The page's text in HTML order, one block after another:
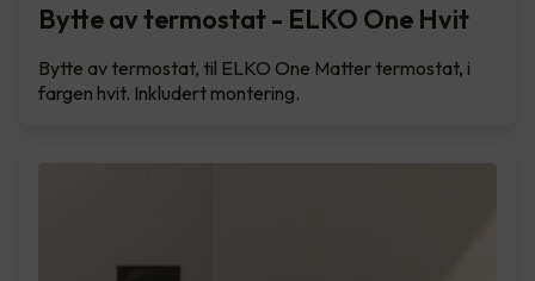
Bytte av termostat - ELKO One Hvit
Bytte av termostat, til ELKO One Matter termostat, i
fargen hvit. Inkludert montering.